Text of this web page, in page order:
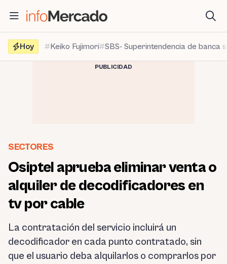
contenido
Hoy
Keiko Fujimori SBS- Superintendencia de banca
PUBLICIDAD
SECTORES
Osiptel aprueba eliminar venta o
alquiler de decodificadores en
tv por cable
La contratación del servicio incluirá un
decodificador en cada punto contratado, sin
que el usuario deba alquilarlos o comprarlos por